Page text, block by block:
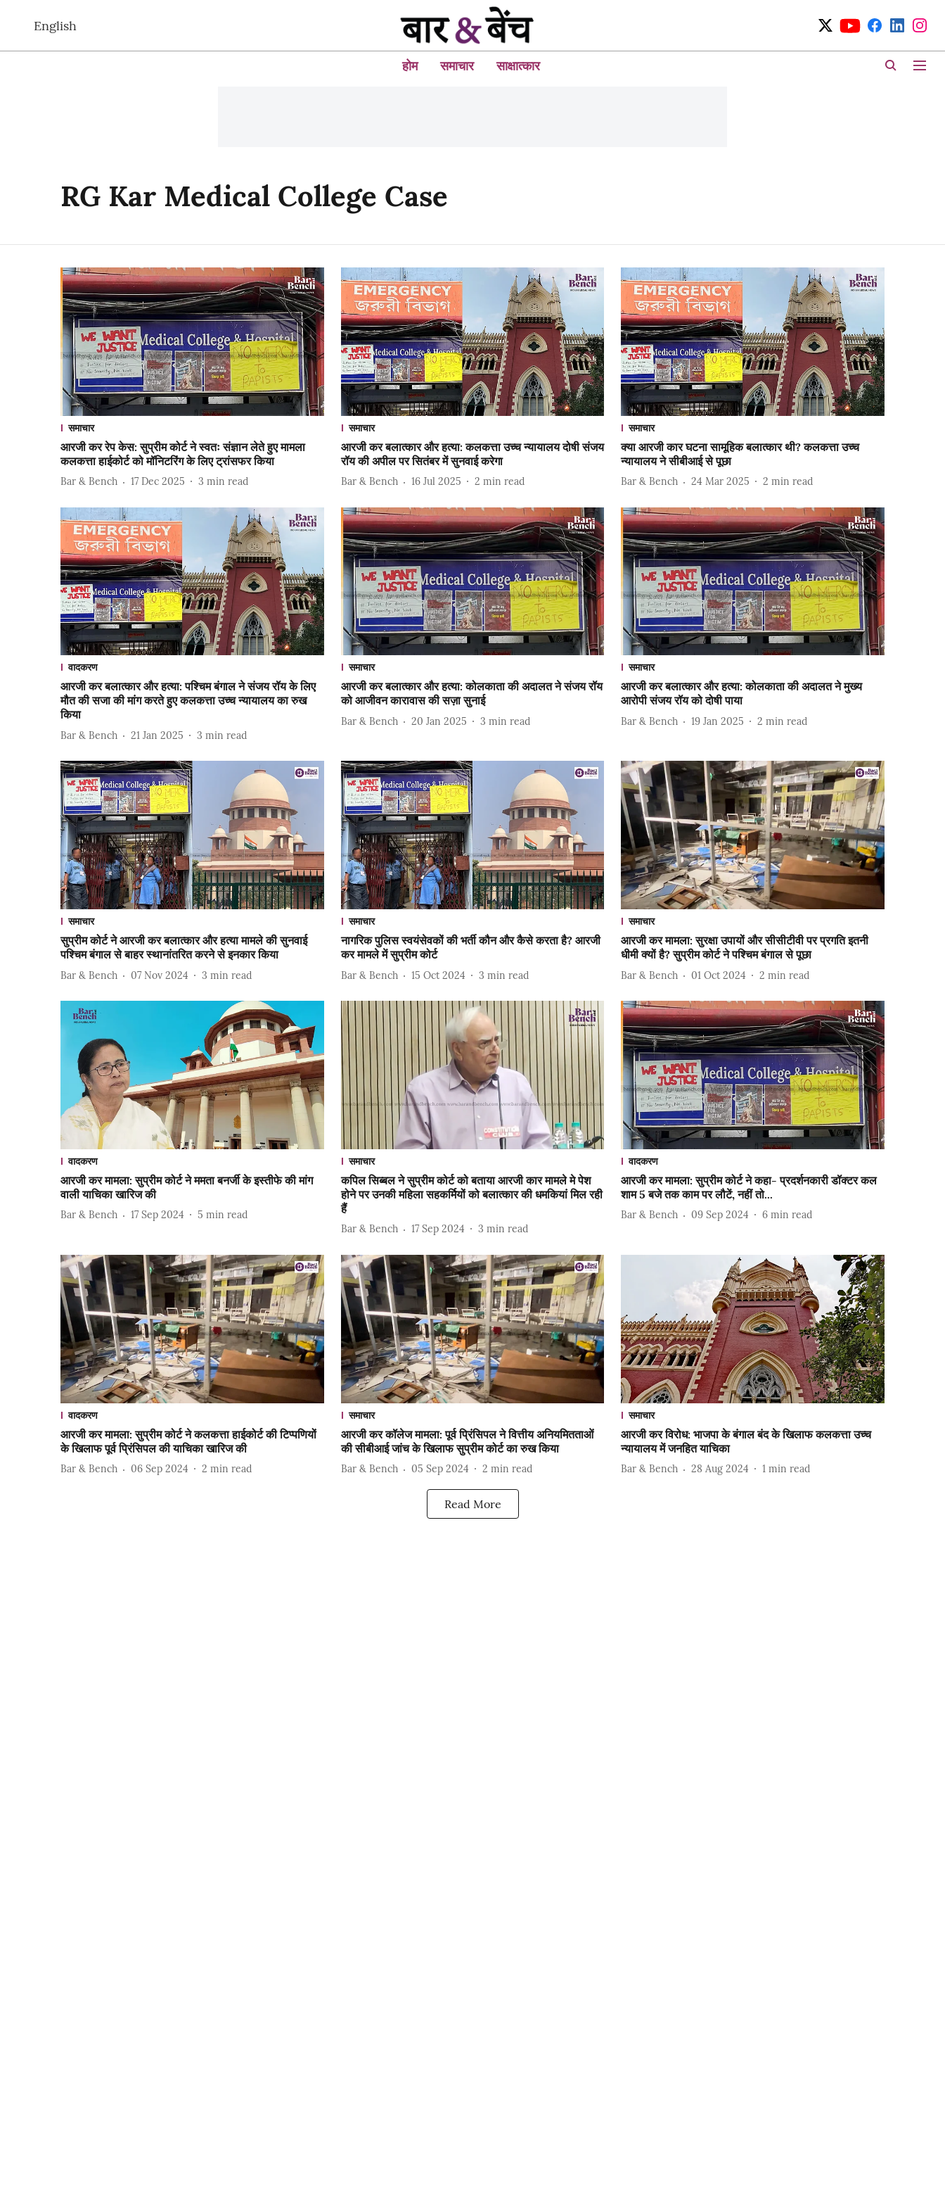
English
होम समाचार साक्षात्कार
RG Kar Medical College Case
समाचार
आरजी कर रेप केस: सुप्रीम कोर्ट ने स्वतः संज्ञान लेते हुए मामला
कलकत्ता हाईकोर्ट को मॉनिटरिंग के लिए ट्रांसफर किया
Bar & Bench 17 Dec 2025 3 min read
समाचार
आरजी कर बलात्कार और हत्या: कलकत्ता उच्च न्यायालय दोषी संजय
रॉय की अपील पर सितंबर में सुनवाई करेगा
Bar & Bench 16 Jul 2025 2 min read
समाचार
क्या आरजी कार घटना सामूहिक बलात्कार थी? कलकत्ता उच्च
न्यायालय ने सीबीआई से पूछा
Bar & Bench 24 Mar 2025 2 min read
वादकरण
आरजी कर बलात्कार और हत्या: पश्चिम बंगाल ने संजय रॉय के लिए
मौत की सजा की मांग करते हुए कलकत्ता उच्च न्यायालय का रुख
किया
Bar & Bench 21 Jan 2025 3 min read
समाचार
आरजी कर बलात्कार और हत्या: कोलकाता की अदालत ने संजय रॉय
को आजीवन कारावास की सज़ा सुनाई
Bar & Bench 20 Jan 2025 3 min read
समाचार
आरजी कर बलात्कार और हत्या: कोलकाता की अदालत ने मुख्य
आरोपी संजय रॉय को दोषी पाया
Bar & Bench 19 Jan 2025 2 min read
समाचार
सुप्रीम कोर्ट ने आरजी कर बलात्कार और हत्या मामले की सुनवाई
पश्चिम बंगाल से बाहर स्थानांतरित करने से इनकार किया
Bar & Bench 07 Nov 2024 3 min read
समाचार
नागरिक पुलिस स्वयंसेवकों की भर्ती कौन और कैसे करता है? आरजी
कर मामले में सुप्रीम कोर्ट
Bar & Bench 15 Oct 2024 3 min read
समाचार
आरजी कर मामला: सुरक्षा उपायों और सीसीटीवी पर प्रगति इतनी
धीमी क्यों है? सुप्रीम कोर्ट ने पश्चिम बंगाल से पूछा
Bar & Bench 01 Oct 2024 2 min read
वादकरण
आरजी कर मामला: सुप्रीम कोर्ट ने ममता बनर्जी के इस्तीफे की मांग
वाली याचिका खारिज की
Bar & Bench 17 Sep 2024 5 min read
समाचार
कपिल सिब्बल ने सुप्रीम कोर्ट को बताया आरजी कार मामले मे पेश
होने पर उनकी महिला सहकर्मियों को बलात्कार की धमकियां मिल रही
हैं
Bar & Bench 17 Sep 2024 3 min read
वादकरण
आरजी कर मामला: सुप्रीम कोर्ट ने कहा- प्रदर्शनकारी डॉक्टर कल
शाम 5 बजे तक काम पर लौटें, नहीं तो...
Bar & Bench 09 Sep 2024 6 min read
वादकरण
आरजी कर मामला: सुप्रीम कोर्ट ने कलकत्ता हाईकोर्ट की टिप्पणियों
के खिलाफ पूर्व प्रिंसिपल की याचिका खारिज की
Bar & Bench 06 Sep 2024 2 min read
समाचार
आरजी कर कॉलेज मामला: पूर्व प्रिंसिपल ने वित्तीय अनियमितताओं
की सीबीआई जांच के खिलाफ सुप्रीम कोर्ट का रुख किया
Bar & Bench 05 Sep 2024 2 min read
समाचार
आरजी कर विरोध: भाजपा के बंगाल बंद के खिलाफ कलकत्ता उच्च
न्यायालय में जनहित याचिका
Bar & Bench 28 Aug 2024 1 min read
Read More